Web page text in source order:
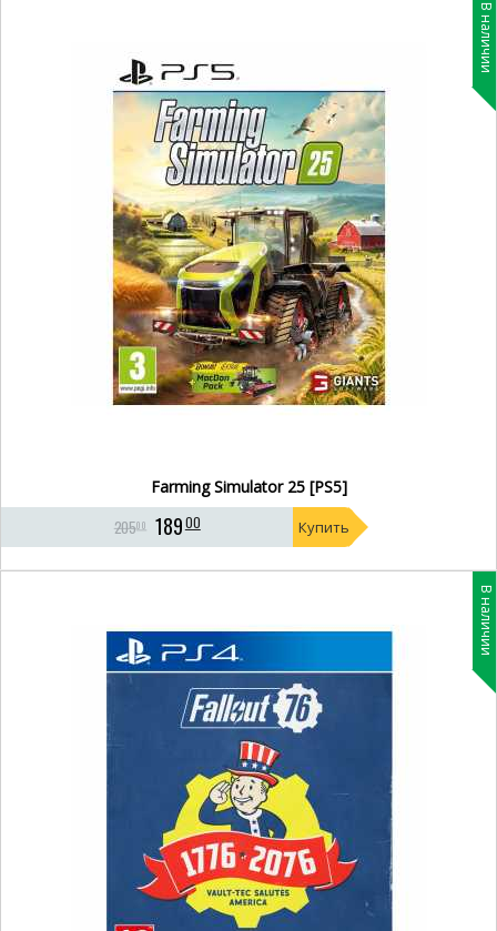
- 8%
В наличии
Farming Simulator 25 [PS5]
20500 18900 Купить
В наличии